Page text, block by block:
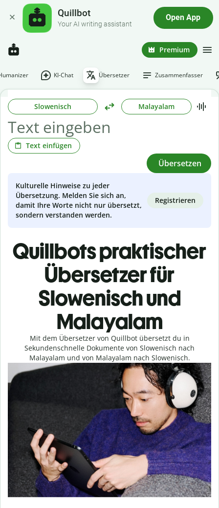
Quillbot
Your AI writing assistant
Open App
Premium
KI-Chat Übersetzer Zusammenfasser
Slowenisch Malayalam
Text einfügen
Übersetzen
Kulturelle Hinweise zu jeder
Übersetzung. Melden Sie sich an,
damit Ihre Worte nicht nur übersetzt,
sondern verstanden werden.
Registrieren
Quillbots praktischer
Übersetzer für
Slowenisch und
Malayalam
Mit dem Übersetzer von Quillbot übersetzt du in
Sekundenschnelle Dokumente von Slowenisch nach
Malayalam und von Malayalam nach Slowenisch.